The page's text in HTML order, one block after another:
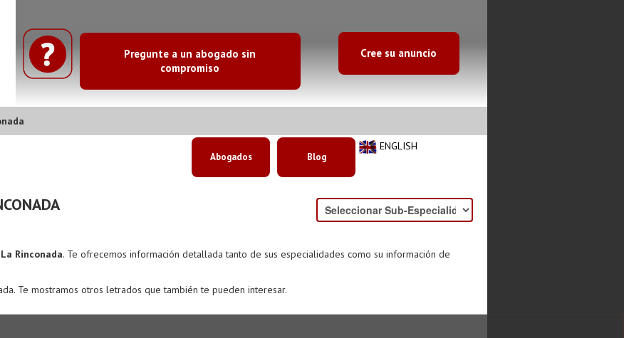
Pregunte a un abogado sin
compromiso
Cree su anuncio
ENGLISH
Abogados Blog
La Rinconada. Te ofrecemos información detallada tanto de sus especialidades como su información de
Te mostramos otros letrados que también te pueden interesar.